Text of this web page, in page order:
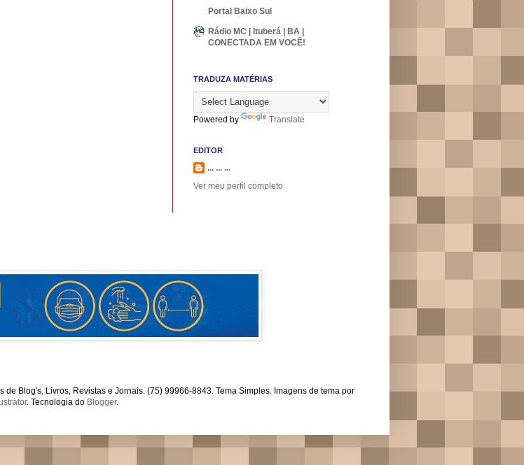
Portal Baixo Sul
Rádio MC | Ituberá | BA |
CONECTADA EM VOCÊ!
TRADUZA MATÉRIAS
Powered by Translate
EDITOR
... ... ...
Ver meu perfil completo
Blog's, Livros, Revistas e Jornais. (75) 99966-8843. Tema Simples. Imagens de tema por
. Tecnologia do Blogger.